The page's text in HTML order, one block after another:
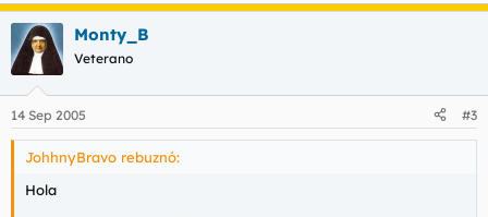
Monty_B
Veterano
14 Sep 2005 #3
JohhnyBravo rebuznó:
Hola